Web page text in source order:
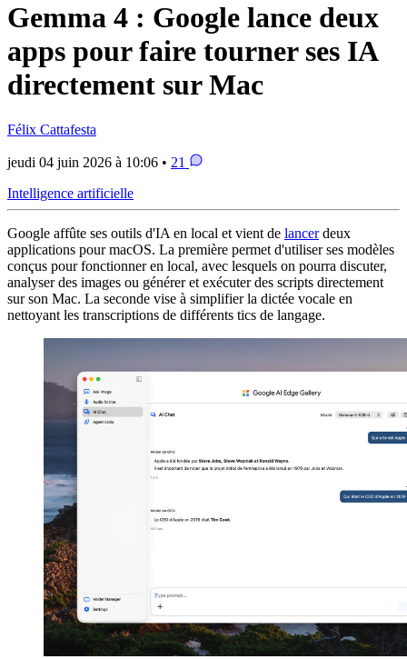
Gemma 4 : Google lance deux
apps pour faire tourner ses IA
directement sur Mac
Félix Cattafesta
jeudi 04 juin 2026 à 10:06 • 21
Intelligence artificielle
Google affûte ses outils d'IA en local et vient de lancerdeux
applications pour macOS. La première permet d'utiliser ses modèles
conçus pour fonctionner en local, avec lesquels on pourra discuter,
analyser des images ou générer et exécuter des scripts directement
sur son Mac. La seconde vise à simplifier la dictée vocale en
nettoyant les transcriptions de différents tics de langage.